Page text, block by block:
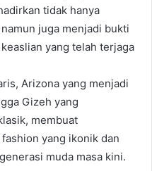
tidak hanya
juga menjadi bukti
yang telah terjaga
Arizona yang menjadi
Gizeh yang
membuat
fashion yang ikonik dan
muda masa kini.